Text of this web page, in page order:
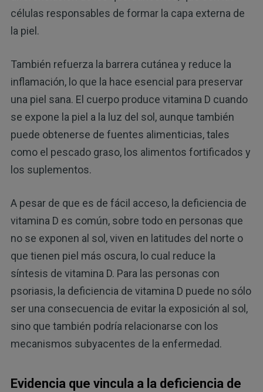
células responsables de formar la capa externa de
la piel.
También refuerza la barrera cutánea y reduce la
inflamación, lo que la hace esencial para preservar
una piel sana. El cuerpo produce vitamina D cuando
se expone la piel a la luz del sol, aunque también
puede obtenerse de fuentes alimenticias, tales
como el pescado graso, los alimentos fortificados y
los suplementos.
A pesar de que es de fácil acceso, la deficiencia de
vitamina D es común, sobre todo en personas que
no se exponen al sol, viven en latitudes del norte o
que tienen piel más oscura, lo cual reduce la
síntesis de vitamina D. Para las personas con
psoriasis, la deficiencia de vitamina D puede no sólo
ser una consecuencia de evitar la exposición al sol,
sino que también podría relacionarse con los
mecanismos subyacentes de la enfermedad.
Evidencia que vincula a la deficiencia de